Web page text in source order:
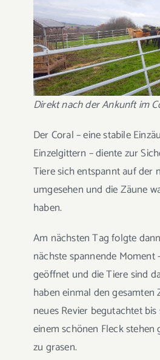
Direkt nach der Ankunft im
Der Coral – eine stabile
Einzelgittern – diente zur
Tiere sich entspannt auf der
umgesehen und die Zäune
haben.
Am nächsten Tag folgte
nächste spannende Moment
geöffnet und die Tiere sind
haben einmal den
neues Revier begutachtet
einem schönen Fleck stehen
zu grasen.